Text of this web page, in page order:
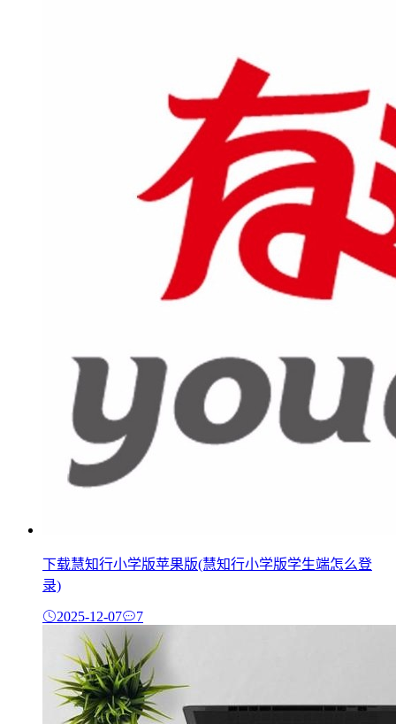
下载慧知行小学版苹果版(慧知行小学版学生端怎么登
录)
2025-12-07 7